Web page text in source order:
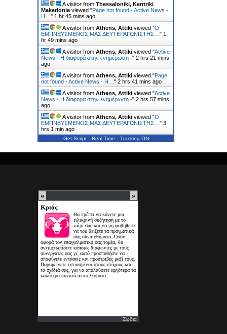
A visitor from Thessaloniki, Kentriki
Makedonia viewed "Page not found - Active News -
Η… " 1 hr 45 mins ago
A visitor from Athens, Attiki viewed "Ο
ΕΜΠΝΕΥΣΜΕΝΟΣ ΜΑΣ ΔΕΥΤΕΡΑΓΩΝΙΣΤΗΣ… " 1
hr 49 mins ago
A visitor from Athens, Attiki viewed "Active
News - Η διαφορά στην ενημέρωση -" 2 hrs 21 mins
ago
A visitor from Athens, Attiki viewed "Page
not found - Active News - Η… " 2 hrs 41 mins ago
A visitor from Athens, Attiki viewed "Active
News - Η διαφορά στην ενημέρωση -" 2 hrs 57 mins
ago
A visitor from Athens, Attiki viewed "Ο
ΕΜΠΝΕΥΣΜΕΝΟΣ ΜΑΣ ΔΕΥΤΕΡΑΓΩΝΙΣΤΗΣ… " 3
hrs 1 min ago
Get Script Real Time Tracking ON
Ζωδια